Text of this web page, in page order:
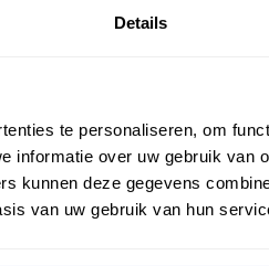
Details
te personaliseren, om
informatie over uw gebruik van
kunnen deze gegevens
van uw gebruik van hun
ZAKELIJK